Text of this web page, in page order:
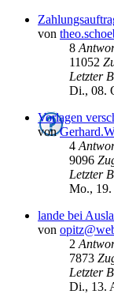
von
8
11052
Letzter
Di., 08.
Vorlagen
von
4
9096
Letzter
Mo., 19.
lande bei
von
2
7873
Letzter
Di., 13.